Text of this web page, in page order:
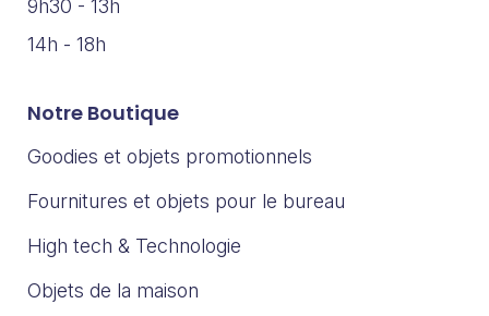
9h30 - 13h
14h - 18h
Notre Boutique
Goodies et objets promotionnels
Fournitures et objets pour le bureau
High tech & Technologie
Objets de la maison